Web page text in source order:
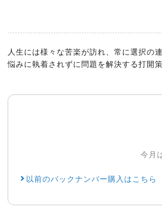
人生には様々な苦楽が訪れ、常に選択の連
悩みに執着されずに問題を解決する打開
今月
以前のバックナンバー購入はこちら